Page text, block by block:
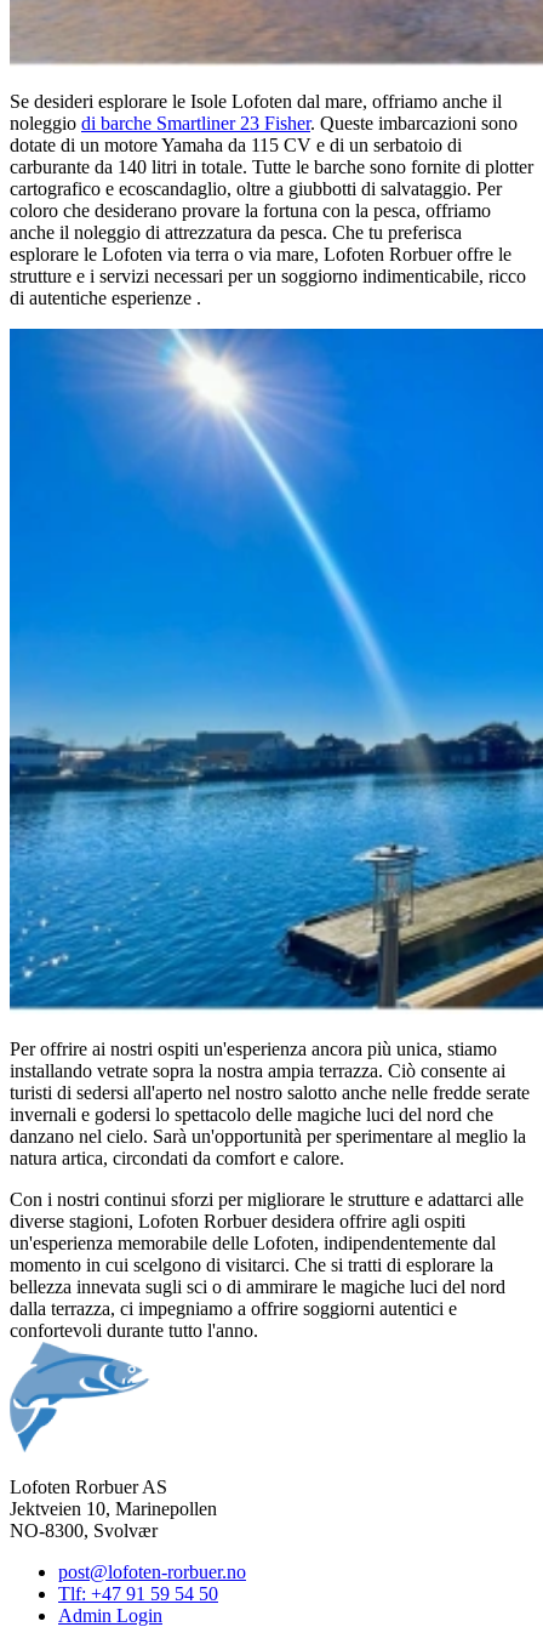
Se desideri esplorare le Isole Lofoten dal mare, offriamo anche il
noleggio di barche Smartliner 23 Fisher. Queste imbarcazioni sono
dotate di un motore Yamaha da 115 CV e di un serbatoio di
carburante da 140 litri in totale. Tutte le barche sono fornite di plotter
cartografico e ecoscandaglio, oltre a giubbotti di salvataggio. Per
coloro che desiderano provare la fortuna con la pesca, offriamo
anche il noleggio di attrezzatura da pesca. Che tu preferisca
esplorare le Lofoten via terra o via mare, Lofoten Rorbuer offre le
strutture e i servizi necessari per un soggiorno indimenticabile, ricco
di autentiche esperienze .
Per offrire ai nostri ospiti un'esperienza ancora più unica, stiamo
installando vetrate sopra la nostra ampia terrazza. Ciò consente ai
turisti di sedersi all'aperto nel nostro salotto anche nelle fredde serate
invernali e godersi lo spettacolo delle magiche luci del nord che
danzano nel cielo. Sarà un'opportunità per sperimentare al meglio la
natura artica, circondati da comfort e calore.
Con i nostri continui sforzi per migliorare le strutture e adattarci alle
diverse stagioni, Lofoten Rorbuer desidera offrire agli ospiti
un'esperienza memorabile delle Lofoten, indipendentemente dal
momento in cui scelgono di visitarci. Che si tratti di esplorare la
bellezza innevata sugli sci o di ammirare le magiche luci del nord
dalla terrazza, ci impegniamo a offrire soggiorni autentici e
confortevoli durante tutto l'anno.
Lofoten Rorbuer AS
Jektveien 10, Marinepollen
NO-8300, Svolvær
post@lofoten-rorbuer.no
Tlf: +47 91 59 54 50
Admin Login